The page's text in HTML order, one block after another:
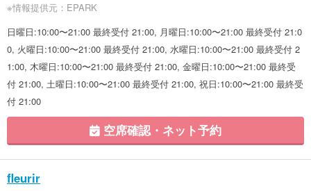
※情報提供元：EPARK
日曜日:10:00〜21:00 最終受付 21:00, 月曜日:10:00〜21:00 最終受付 21:0
0, 火曜日:10:00〜21:00 最終受付 21:00, 水曜日:10:00〜21:00 最終受付 2
1:00, 木曜日:10:00〜21:00 最終受付 21:00, 金曜日:10:00〜21:00 最終受
付 21:00, 土曜日:10:00〜21:00 最終受付 21:00, 祝日:10:00〜21:00 最終受
付 21:00
空席確認・ネット予約
fleurir